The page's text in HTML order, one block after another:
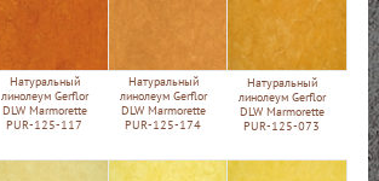
Натуральный
линолеум Gerflor
DLW Marmorette
PUR-125-117
Натуральный
линолеум Gerflor
DLW Marmorette
PUR-125-174
Натуральный
линолеум Gerflor
DLW Marmorette
PUR-125-073